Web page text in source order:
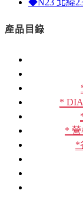
◆N23 北緯
產品目錄
*
* 營
*